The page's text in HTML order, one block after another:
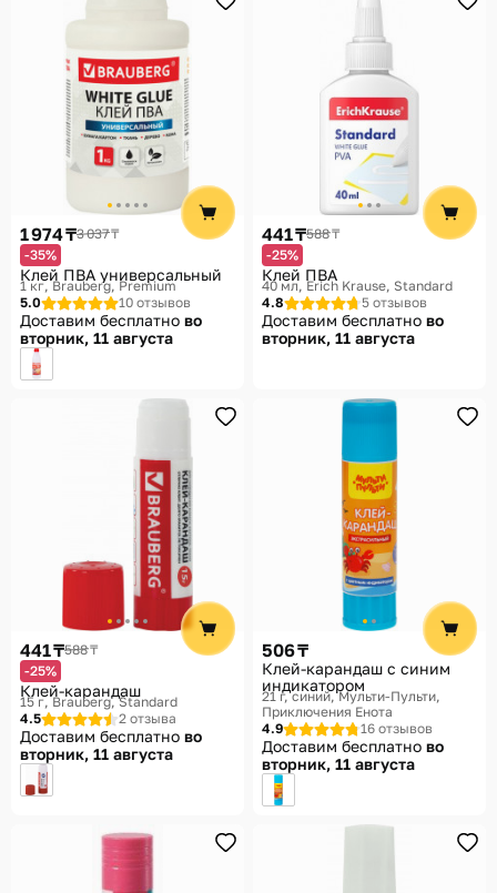
1 974 ₸3 037 ₸
-35%
Клей ПВА универсальный
1 кг Brauberg, Premium
5.0
10 отзывов
Доставим бесплатно во
вторник, 11 августа
441 ₸588 ₸
-25%
Клей ПВА
40 мл Erich Krause, Standard
4.8
5 отзывов
Доставим бесплатно во
вторник, 11 августа
441 ₸588 ₸
-25%
Клей-карандаш
15 г Brauberg, Standard
4.5
2 отзыва
Доставим бесплатно во
вторник, 11 августа
506 ₸
Клей-карандаш с синим
индикатором
21 г, синий Мульти-Пульти,
Приключения Енота
4.9
16 отзывов
Доставим бесплатно во
вторник, 11 августа